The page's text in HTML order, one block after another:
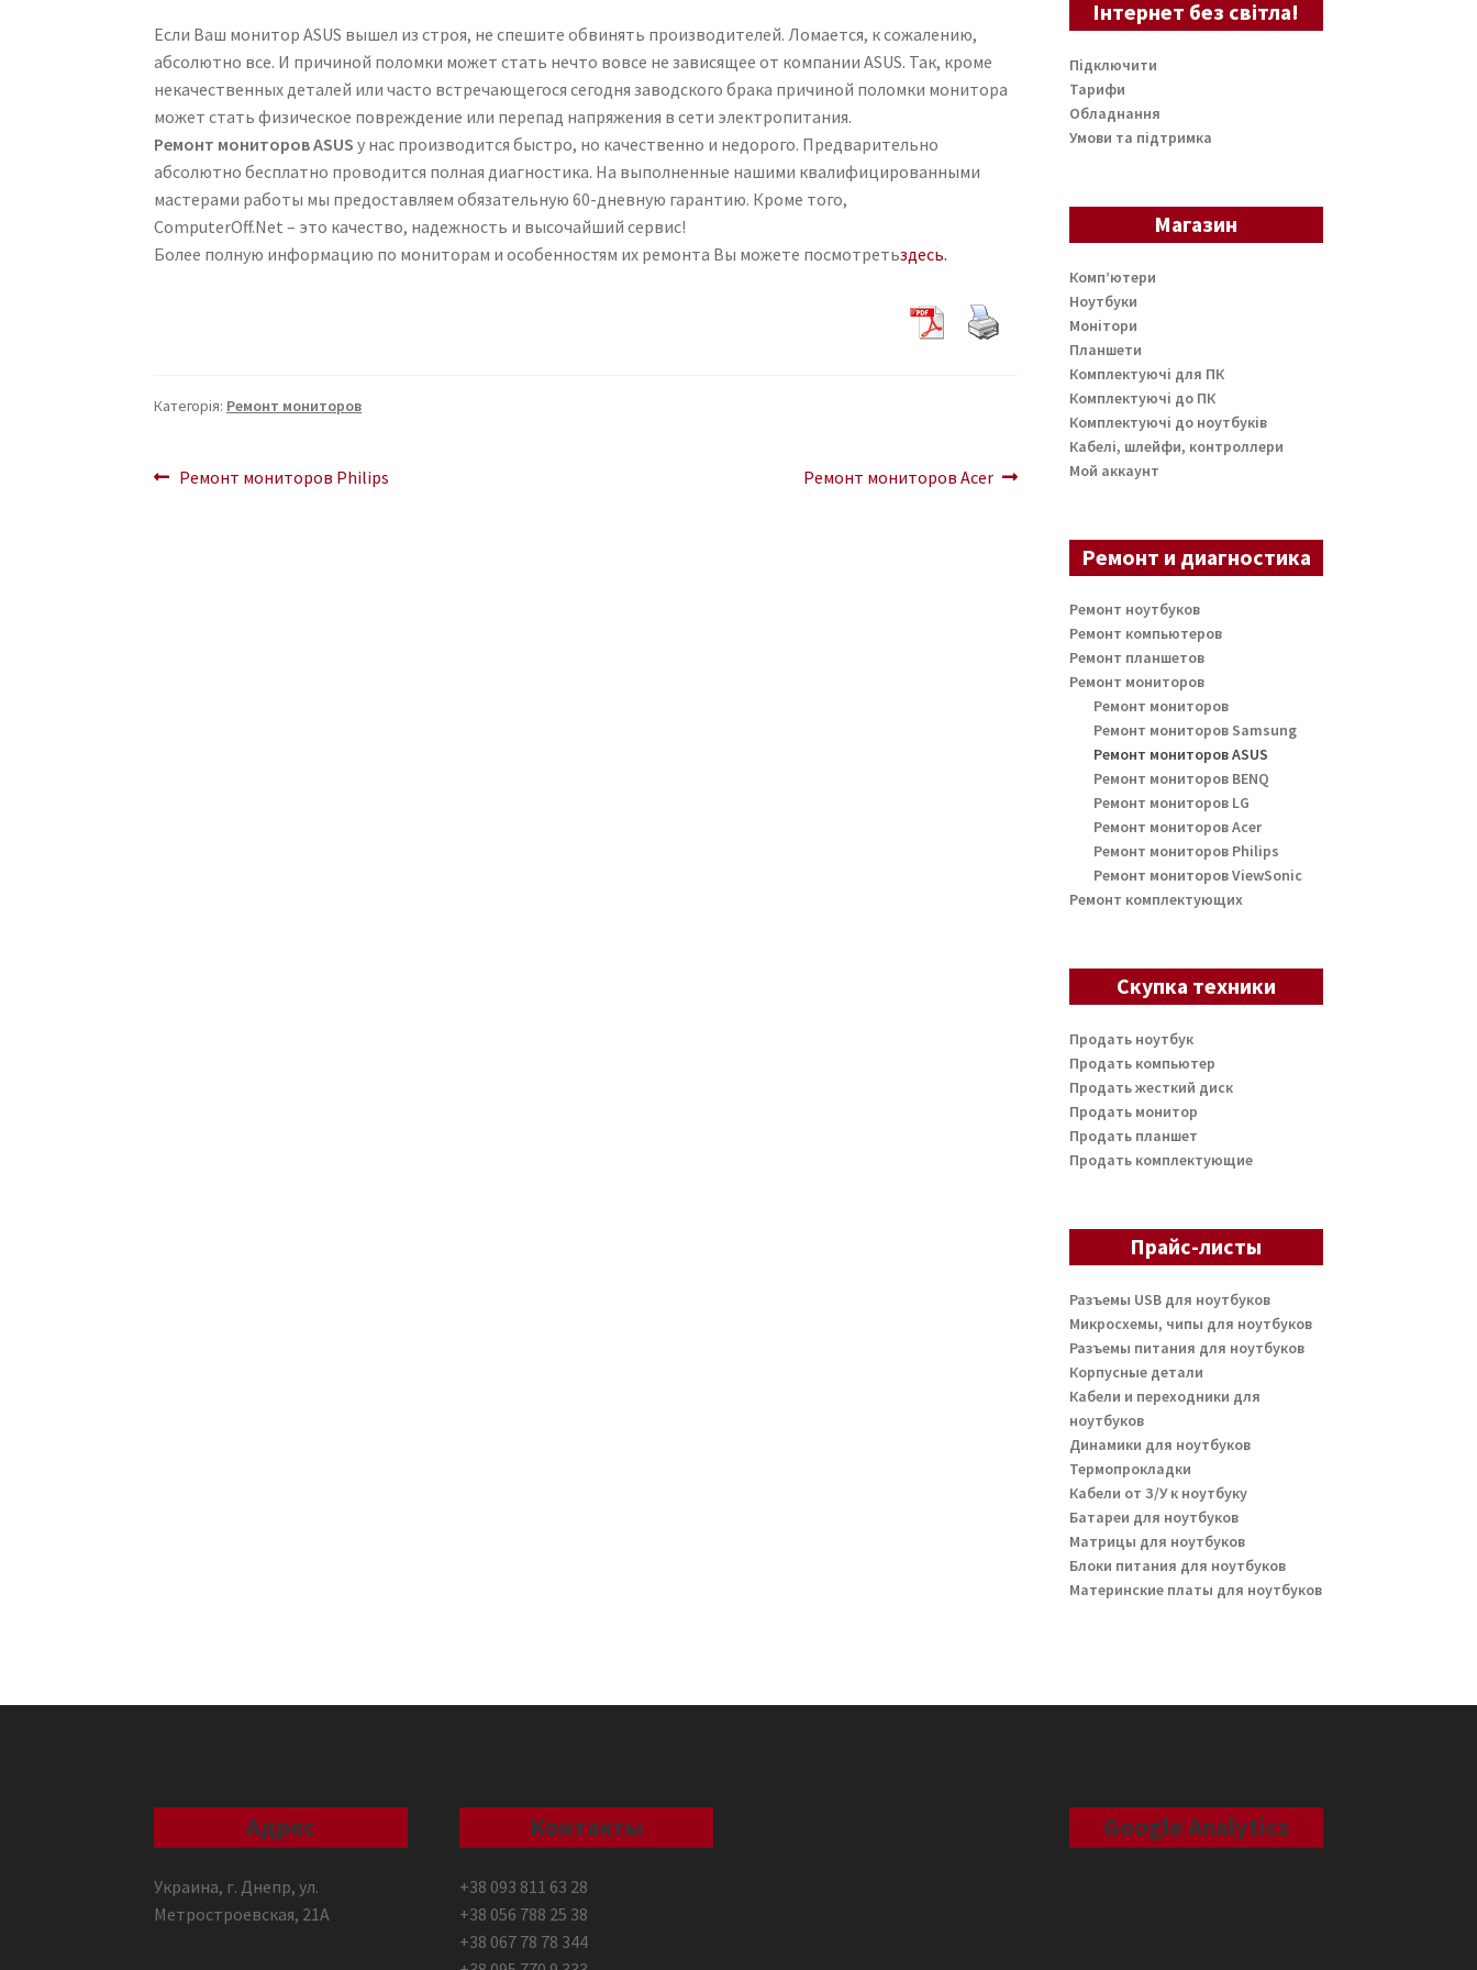
Если Ваш монитор ASUS вышел из строя, не спешите обвинять производителей. Ломается, к сожалению,
абсолютно все. И причиной поломки может стать нечто вовсе не зависящее от компании ASUS. Так, кроме
некачественных деталей или часто встречающегося сегодня заводского брака причиной поломки монитора
может стать физическое повреждение или перепад напряжения в сети электропитания.
Ремонт мониторов ASUS у нас производится быстро, но качественно и недорого. Предварительно
абсолютно бесплатно проводится полная диагностика. На выполненные нашими квалифицированными
мастерами работы мы предоставляем обязательную 60-дневную гарантию. Кроме того,
ComputerOff.Net – это качество, надежность и высочайший сервис!
Более полную информацию по мониторам и особенностям их ремонта Вы можете посмотретьздесь.
Категорія: Ремонт мониторов
Навігація
Попередні
Ремонт мониторов Philips
Наступні
Ремонт мониторов Acer
Інтернет без світла!
Підключити
Тарифи
Обладнання
Умови та підтримка
Магазин
Комп’ютери
Ноутбуки
Монітори
Планшети
Комплектуючі для ПК
Комплектуючі до ПК
Комплектуючі до ноутбуків
Кабелі, шлейфи, контроллери
Мой аккаунт
Ремонт и диагностика
Ремонт ноутбуков
Ремонт компьютеров
Ремонт планшетов
Ремонт мониторов
Ремонт мониторов
Ремонт мониторов Samsung
Ремонт мониторов ASUS
Ремонт мониторов BENQ
Ремонт мониторов LG
Ремонт мониторов Acer
Ремонт мониторов Philips
Ремонт мониторов ViewSonic
Ремонт комплектующих
Скупка техники
Продать ноутбук
Продать компьютер
Продать жесткий диск
Продать монитор
Продать планшет
Продать комплектующие
Прайс-листы
Разъемы USB для ноутбуков
Микросхемы, чипы для ноутбуков
Разъемы питания для ноутбуков
Корпусные детали
Кабели и переходники для
ноутбуков
Динамики для ноутбуков
Термопрокладки
Кабели от З/У к ноутбуку
Батареи для ноутбуков
Матрицы для ноутбуков
Блоки питания для ноутбуков
Материнские платы для ноутбуков
Адрес
Украина, г. Днепр, ул.
Метростроевская, 21А
Контакты
+38 093 811 63 28
+38 056 788 25 38
+38 067 78 78 344
Google Analytics